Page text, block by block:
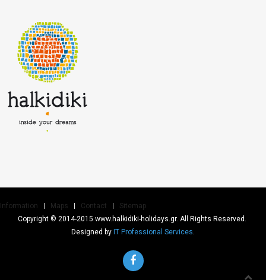
Information Maps Contact
Sitemap
Copyright © 2014-2015 www.halkidiki-holidays.gr. All Rights Reserved.
Designed by IT Professional Services